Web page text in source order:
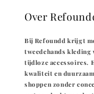
Over
Bij Refoundd krijgt
tweedehands kleding
tijdloze accessoires.
kwaliteit en
shoppen zonder